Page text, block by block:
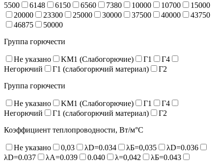
5500
6148 6150 6560 7380 10000 10700
15000
20000
23300 25000 30000 37500 40000
43750
46875
50000
Группа горючести
Не указано KM1 (Слабогорючие) Г1
Г4
Негорючий
Г1 (слабогорючий материал)
Г2
Группа горючести
Не указано KM1 (Слабогорючие) Г1
Г4
Негорючий
Г1 (слабогорючий материал)
Г2
Коэффициент теплопроводности, Вт/м°С
Не указано 0,03 λD=0.034 λБ=0,035
λD=0.036
λD=0.037
λA=0.039 0.040 λ=0,042
λБ=0.043